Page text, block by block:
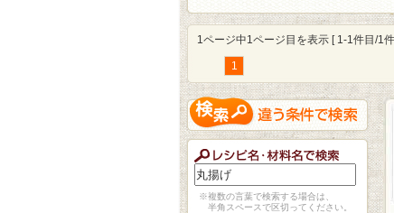
1ページ中1ページ目を表示 [ 1-1件目/1
1
※複数の言葉で検索する場合は、
半角スペースで区切ってください。